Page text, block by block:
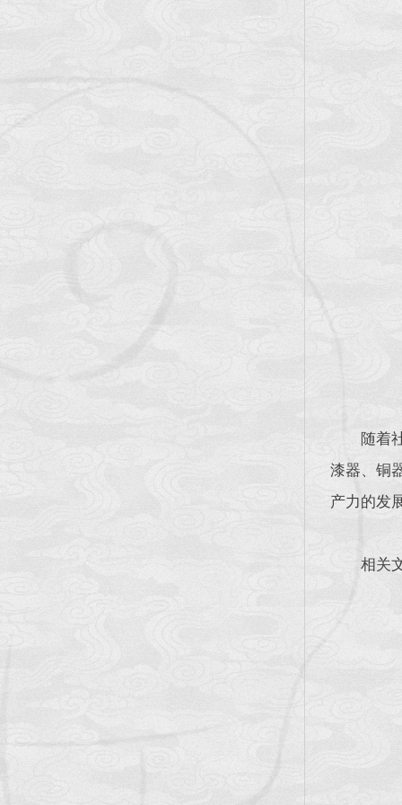
随着
漆器、铜
产力的发
相关